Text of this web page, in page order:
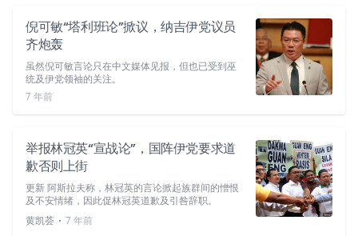
倪可敏“塔利班论”掀议，纳吉伊党议员
齐炮轰
虽然倪可敏言论只在中文媒体见报，但也已受到巫
统及伊党领袖的关注。
7 年前
举报林冠英“宣战论”，国阵伊党要求道
歉否则上街
更新 阿斯拉夫称，林冠英的言论掀起族群间的憎恨
及不安情绪，因此促林冠英道歉及引咎辞职。
黄凯荟 ⋅ 7 年前